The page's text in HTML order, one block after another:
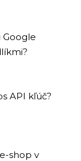
API kľúč?
shop v